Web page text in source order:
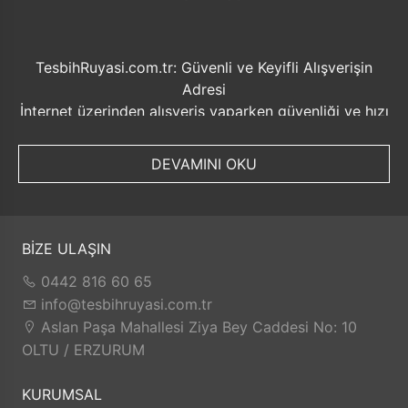
TesbihRuyasi.com.tr: Güvenli ve Keyifli Alışverişin
Adresi
İnternet üzerinden alışveriş yaparken güvenliği ve hızı
TesbihRuyasi.com.tr, müşterilerine sunduğu bir dizi
avantajla öne çıkmaktadır.
Kişisel bilgilerinizin korunması ve güvenli ödeme
seçenekleri ile rahatça alışveriş yapabilirsiniz. Sizin
için değerli olan bilgilerin güvende olduğunu bilerek,
alışveriş deneyiminizi keyifli hale getirebilirsiniz.
Hızlı Kargo Hizmeti: Sipariş verdiğiniz ürünler, aynı
gün kargolanarak size hızlı bir şekilde ulaştırılır. Bu
ürünlere kolaylıkla sahip olabilirsiniz.
DEVAMINI OKU
BİZE ULAŞIN
0442 816 60 65
info@tesbihruyasi.com.tr
Aslan Paşa Mahallesi Ziya Bey Caddesi No: 10
OLTU / ERZURUM
KURUMSAL